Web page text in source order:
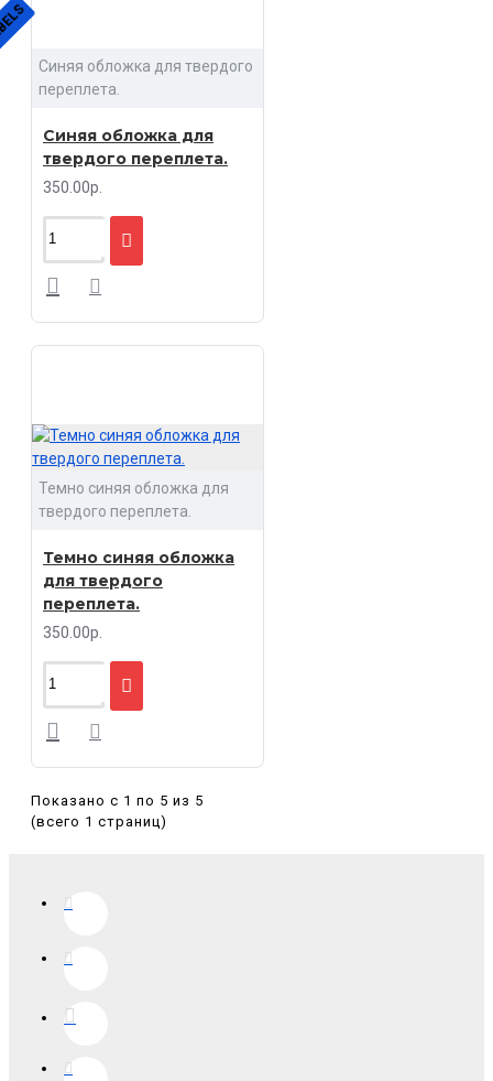
Синяя обложка для твердого
переплета.
Синяя обложка для
твердого переплета.
350.00р.
Темно синяя обложка для
твердого переплета.
Темно синяя обложка
для твердого
переплета.
350.00р.
Показано с 1 по 5 из 5
(всего 1 страниц)